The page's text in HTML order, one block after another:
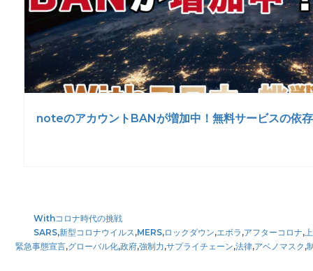
noteのアカウントBANが増加中！無料サービスの依
Withコロナ時代の挑戦
SARS,新型コロナウイルス,MERS,ロックダウン,エボラ ,アフターコロナ,
緊急事態宣言,グローバル化,政府,強制力,サプライチェーン,法律,アベノマスク ,